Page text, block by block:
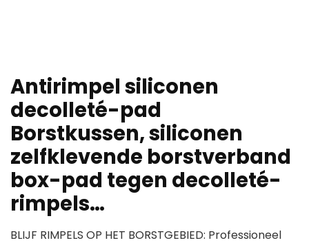
Antirimpel siliconen
decolleté-pad
Borstkussen, siliconen
zelfklevende borstverband
box-pad tegen decolleté-
rimpels…
BLIJF RIMPELS OP HET BORSTGEBIED: Professioneel